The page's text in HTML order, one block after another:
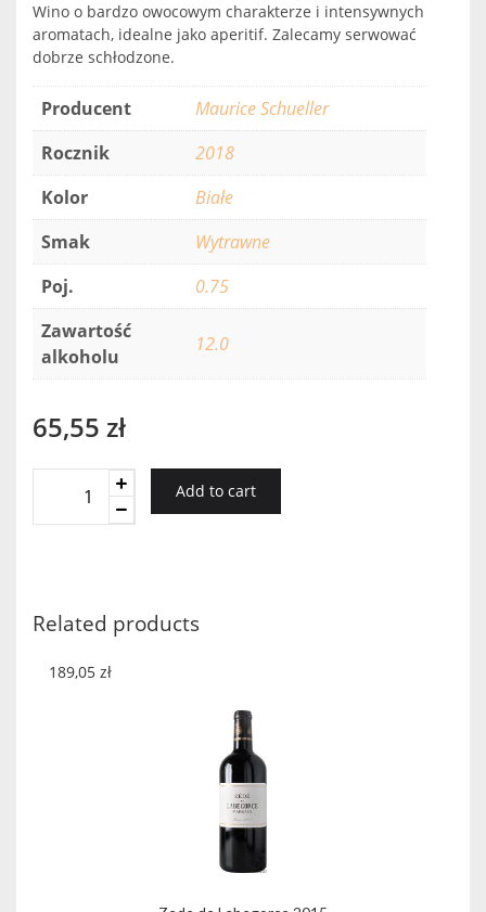
Wino o bardzo owocowym charakterze i intensywnych
aromatach, idealne jako aperitif. Zalecamy serwować
dobrze schłodzone.
Producent
Maurice Schueller
Rocznik
2018
Kolor
Białe
Smak
Wytrawne
Poj.
0.75
Zawartość
alkoholu
12.0
65,55 zł
Schueller
Add to cart
Related products
189,05 zł